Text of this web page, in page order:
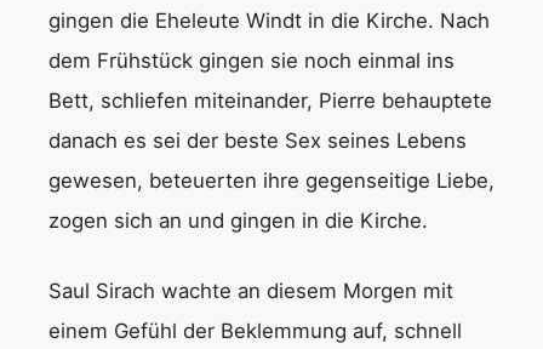
gingen die Eheleute Windt in die Kirche. Nach
dem Frühstück gingen sie noch einmal ins
Bett, schliefen miteinander, Pierre behauptete
danach es sei der beste Sex seines Lebens
gewesen, beteuerten ihre gegenseitige Liebe,
zogen sich an und gingen in die Kirche.
Saul Sirach wachte an diesem Morgen mit
einem Gefühl der Beklemmung auf, schnell